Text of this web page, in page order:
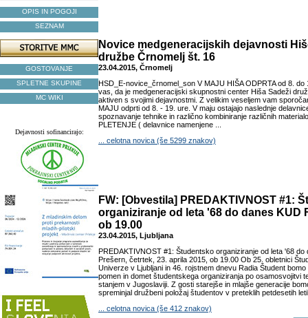
OPIS IN POGOJI
SEZNAM
GOSTOVANJE
SPLETNE SKUPINE
MC WIKI
Dejavnosti sofinancirajo:
Novice medgeneracijskih dejavnosti
družbe Črnomelj št. 16
23.04.2015, Črnomelj
HSD_E-novice_črnomel_son V MAJU HIŠA ODPRTA od 8.
vas, da je medgeneracijski skupnostni center Hiša Sadeži
aktiven s svojimi dejavnostmi. Z velikim veseljem vam
MAJU odprti od 8. - 19. ure. V maju ostajajo naslednje
spoznavanje tehnike in različno kombiniranje različnih
PLETENJE ( delavnice namenjene ...
... celotna novica (še 5299 znakov)
FW: [Obvestila] PREDAKTIVNOST #1:
organiziranje od leta '68 do danes KUD
ob 19.00
23.04.2015, Ljubljana
PREDAKTIVNOST #1: Študentsko organiziranje od leta '68
Prešern, četrtek, 23. aprila 2015, ob 19.00 Ob 25. obletnici
Univerze v Ljubljani in 46. rojstnem dnevu Radia Študent
pomen in domet študentskega organiziranja po osamosvojitvi
stanjem v Jugoslaviji. Z gosti starejše in mlajše generacije
spreminjal družbeni položaj študentov v preteklih petdesetih
... celotna novica (še 412 znakov)